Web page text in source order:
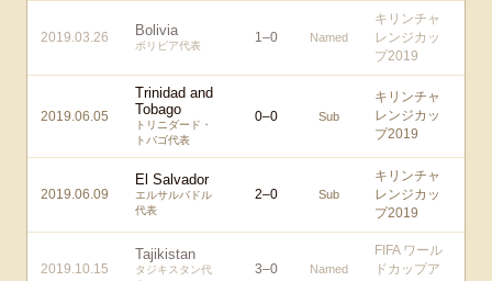
2019.03.26 Bolivia
ボリビア代表
1–0 Named
キリンチャ
レンジカッ
プ2019
2019.06.05
Trinidad and
Tobago
トリニダード・
トバゴ代表
0–0 Sub
キリンチャ
レンジカッ
プ2019
2019.06.09
El Salvador
エルサルバドル
代表
2–0 Sub
キリンチャ
レンジカッ
プ2019
2019.10.15
Tajikistan
タジキスタン代
3–0 Named
FIFA ワール
ドカップア